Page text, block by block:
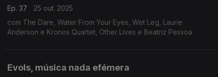
Ep. 37
25 out. 2025
com The Dare, Water From Your Eyes, Wet Leg, Laurie
Anderson e Kronos Quartet, Other Lives e Beatriz Pessoa.
Evols, música nada efémera